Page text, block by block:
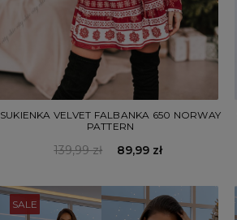
SUKIENKA VELVET FALBANKA 650 NORWAY
PATTERN
139,99 zł 89,99 zł
SALE